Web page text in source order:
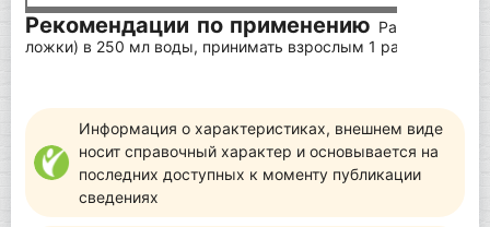
Рекомендации по применению Растворить
ложки) в 250 мл воды, принимать взрослым 1 раз в день.
Информация о характеристиках, внешнем виде
носит справочный характер и основывается на
последних доступных к моменту публикации
сведениях